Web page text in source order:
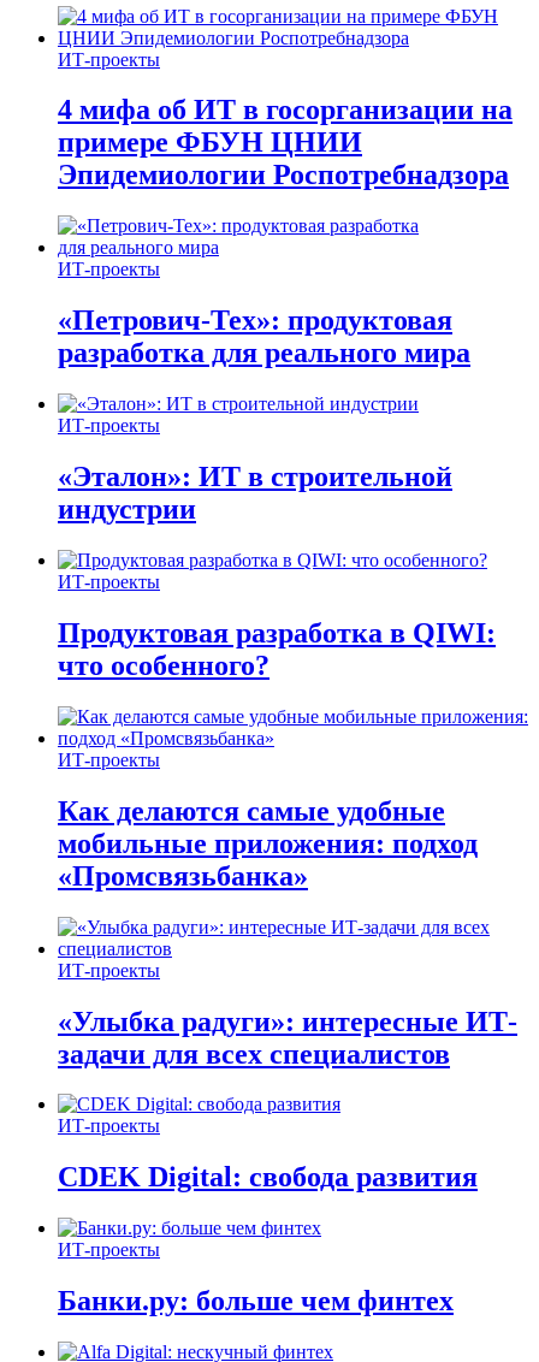
ИТ-проекты
4 мифа об ИТ в госорганизации на
примере ФБУН ЦНИИ
Эпидемиологии Роспотребнадзора
ИТ-проекты
«Петрович-Тех»: продуктовая
разработка для реального мира
ИТ-проекты
«Эталон»: ИТ в строительной
индустрии
ИТ-проекты
Продуктовая разработка в QIWI:
что особенного?
ИТ-проекты
Как делаются самые удобные
мобильные приложения: подход
«Промсвязьбанка»
ИТ-проекты
«Улыбка радуги»: интересные ИТ-
задачи для всех специалистов
ИТ-проекты
CDEK Digital: свобода развития
ИТ-проекты
Банки.ру: больше чем финтех